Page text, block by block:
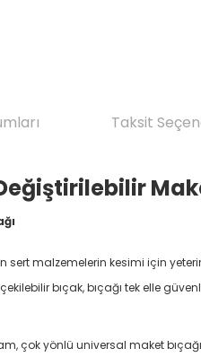
Taksit
malzemelerin kesimi için
bıçak, bıçağı tek elle
çok yönlü universal maket bıçağı